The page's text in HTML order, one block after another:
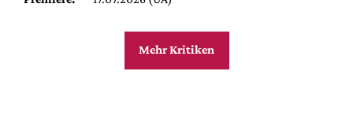
Mehr Kritiken